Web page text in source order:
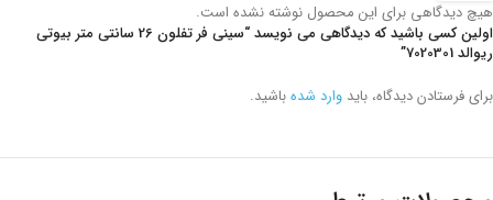
هیچ دیدگاهی برای این محصول نوشته نشده است.
اولین کسی باشید که دیدگاهی می نویسد “سینی فر تفلون 26 سانتی متر بیوتی
ریوالد 7020301”
برای فرستادن دیدگاه، باید وارد شدهباشید.